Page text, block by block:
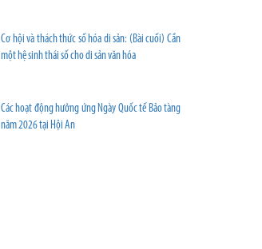
Cơ hội và thách thức số hóa di sản: (Bài cuối) Cần
một hệ sinh thái số cho di sản văn hóa
Các hoạt động hưởng ứng Ngày Quốc tế Bảo tàng
năm 2026 tại Hội An